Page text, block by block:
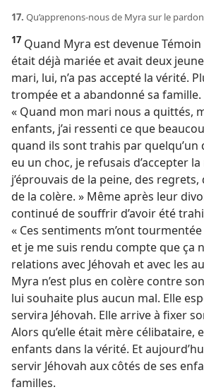
17. Qu’apprenons-​nous de Myra sur le
17 Quand Myra est devenue Témoin
était déjà mariée et avaitdeux
mari, lui, n’a pas accepté la vérité.
trompée et a abandonné sa
« Quand mon mari nous a quittés,
enfants, j’ai ressenti ce que
quand ils sont trahis par quelqu’un
eu un choc, je refusais d’accepter
j’éprouvais de la peine, des
de la colère. » Même après leur
continué de souffrir d’avoir été
« Ces sentiments m’ont
et je me suis rendu compte que ça
relations avec Jéhovah et avec les
Myra n’est plus en colère contre
lui souhaite plus aucun mal. Elle
servira Jéhovah. Elle arrive à fixer
Alors qu’elle était mère célibataire,
enfants dans la vérité. Et
servir Jéhovah aux côtés de ses
familles.